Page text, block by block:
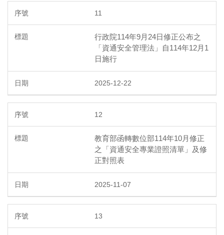
11
行政院114年9月24日修正公布之
「資通安全管理法」自114年12月1
日施行
2025-12-22
12
教育部函轉數位部114年10月修正
之「資通安全專業證照清單」及修
正對照表
2025-11-07
13